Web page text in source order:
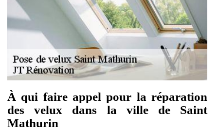
À qui faire appel pour la réparation
des velux dans la ville de Saint
Mathurin